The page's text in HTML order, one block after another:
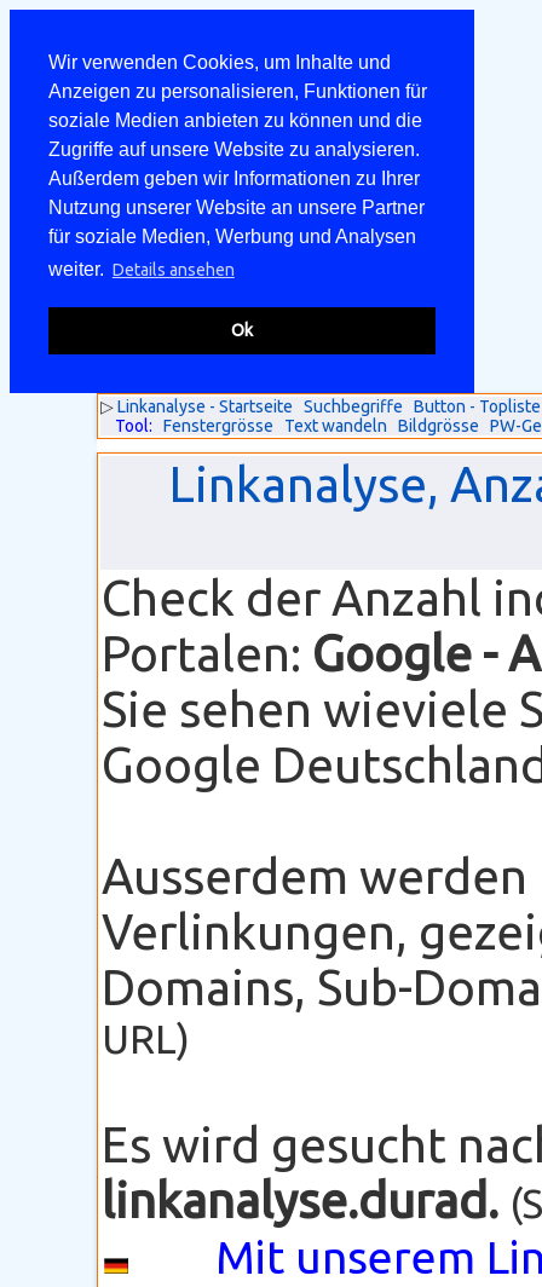
Wir verwenden Cookies, um Inhalte und
Anzeigen zu personalisieren, Funktionen für
soziale Medien anbieten zu können und die
Zugriffe auf unsere Website zu analysieren.
Außerdem geben wir Informationen zu Ihrer
Nutzung unserer Website an unsere Partner
für soziale Medien, Werbung und Analysen
weiter. Details ansehen
Ok
▷Linkanalyse - Startseite Suchbegriffe
Button - Topliste
Tool:
Fenstergrösse Text wandeln Bildgrösse PW-
Linkanalyse,
Check der Anzahl
Portalen: Google -
Sie sehen wieviele
Google
Ausserdem
Verlinkungen,
Domains, Sub-
URL)
Es wird gesucht
linkanalyse.durad.
Mit unserem